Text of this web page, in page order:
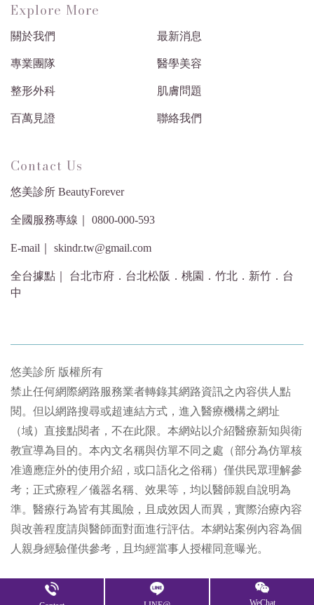
Explore More
關於我們 最新消息
專業團隊 醫學美容
整形外科 肌膚問題
百萬見證 聯絡我們
Contact Us
悠美診所 BeautyForever
全國服務專線｜ 0800-000-593
E-mail｜ skindr.tw@gmail.com
全台據點｜ 台北市府．台北松阪．桃園．竹北．新竹．台
中
悠美診所 版權所有
禁止任何網際網路服務業者轉錄其網路資訊之內容供人點
閱。但以網路搜尋或超連結方式，進入醫療機構之網址
（域）直接點閱者，不在此限。本網站以介紹醫療新知與衛
教宣導為目的。本內文名稱與仿單不同之處（部分為仿單核
准適應症外的使用介紹，或口語化之俗稱）僅供民眾理解參
考；正式療程／儀器名稱、效果等，均以醫師親自說明為
準。醫療行為皆有其風險，且成效因人而異，實際治療內容
與改善程度請與醫師面對面進行評估。本網站案例內容為個
人親身經驗僅供參考，且均經當事人授權同意曝光。
Copyright © 2023 悠美診所 All Rights Reserved.